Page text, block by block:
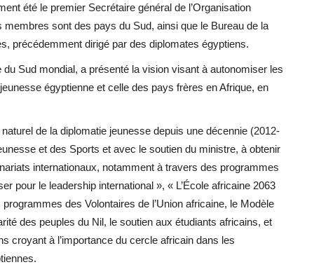
été le premier Secrétaire général de l’Organisation
sont des pays du Sud, ainsi que le Bureau de la
précédemment dirigé par des diplomates égyptiens.
Sud mondial, a présenté la vision visant à autonomiser les
égyptienne et celle des pays frères en Afrique, en
de la diplomatie jeunesse depuis une décennie (2012-
et des Sports et avec le soutien du ministre, à obtenir
internationaux, notamment à travers des programmes
pour le leadership international », « L’École africaine 2063
des Volontaires de l’Union africaine, le Modèle
des peuples du Nil, le soutien aux étudiants africains, et
croyant à l’importance du cercle africain dans les